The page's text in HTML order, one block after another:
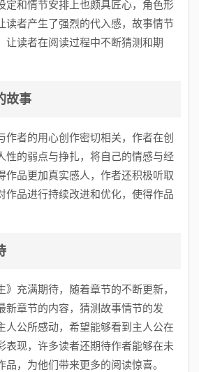
定和情节安排上也颇具匠心，角色形
读者产生了强烈的代入感，故事情节
让读者在阅读过程中不断猜测和期
故事
作者的用心创作密切相关，作者在创
性的弱点与挣扎，将自己的情感与经
作品更加真实感人，作者还积极听取
作品进行持续改进和优化，使得作品
》充满期待，随着章节的不断更新，
新章节的内容，猜测故事情节的发
人公所感动，希望能够看到主人公在
表现，许多读者还期待作者能够在未
，为他们带来更多的阅读惊喜。